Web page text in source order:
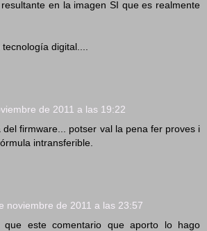
en la imagen SI que es realmente
digital....
de 2011 a las 19:22
del firmware... potser val la pena fer proves i
intransferible.
noviembre de 2011 a las 23:57
que este comentario que aporto lo hago